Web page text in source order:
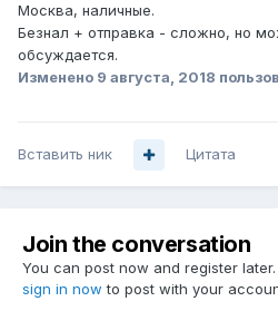
Москва, наличные.
Безнал + отправка - сложно, но
обсуждается.
Изменено 9 августа, 2018
Вставить ник Цитата
Join the conversation
You can post now and register
sign in now to post with your